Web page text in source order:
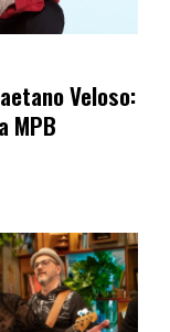
Veloso:
MPB